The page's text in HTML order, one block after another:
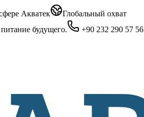
Акватек
Глобальный охват
будущего.
+90 232 290 57 56